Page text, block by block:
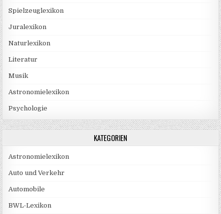
Spielzeuglexikon
Juralexikon
Naturlexikon
Literatur
Musik
Astronomielexikon
Psychologie
KATEGORIEN
Astronomielexikon
Auto und Verkehr
Automobile
BWL-Lexikon